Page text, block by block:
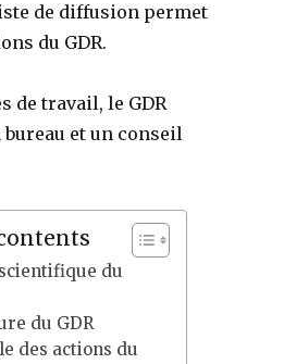
de diffusion permet
du GDR.
de travail, le GDR
et un conseil
du
du GDR
des actions du